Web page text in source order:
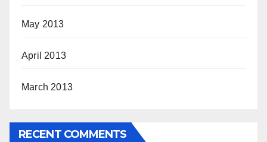
May 2013
April 2013
March 2013
RECENT COMMENTS